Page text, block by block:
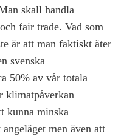
skall handla
fair trade. Vad som
är att man faktiskt äter
svenska
50% av vår totala
klimatpåverkan
kunna minska
men även att